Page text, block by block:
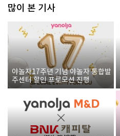
많이 본 기사
야놀자17주년 기념 야놀자 통합발
주센터 할인 프로모션 진행